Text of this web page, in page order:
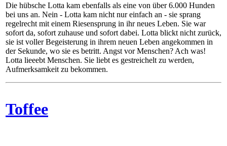
Die hübsche Lotta kam ebenfalls als eine von über 6.000 Hunden
bei uns an. Nein - Lotta kam nicht nur einfach an - sie sprang
regelrecht mit einem Riesensprung in ihr neues Leben. Sie war
sofort da, sofort zuhause und sofort dabei. Lotta blickt nicht zurück,
sie ist voller Begeisterung in ihrem neuen Leben angekommen in
der Sekunde, wo sie es betritt. Angst vor Menschen? Ach was!
Lotta lieeebt Menschen. Sie liebt es gestreichelt zu werden,
Aufmerksamkeit zu bekommen.
Toffee